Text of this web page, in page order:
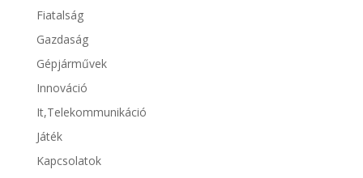
Fiatalság
Gazdaság
Gépjárművek
Innováció
It,Telekommunikáció
Játék
Kapcsolatok